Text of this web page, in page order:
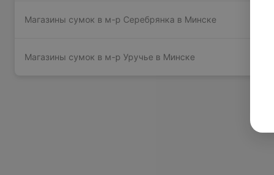
Магазины сумок в м-р Серебрянка в Минске
Магазины сумок в м-р Уручье в Минске